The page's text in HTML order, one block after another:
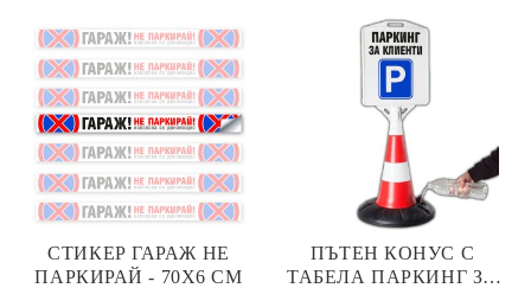
СТИКЕР ГАРАЖ НЕ
ПАРКИРАЙ - 70Х6 СМ
ПЪТЕН КОНУС С
ТАБЕЛА ПАРКИНГ ЗА